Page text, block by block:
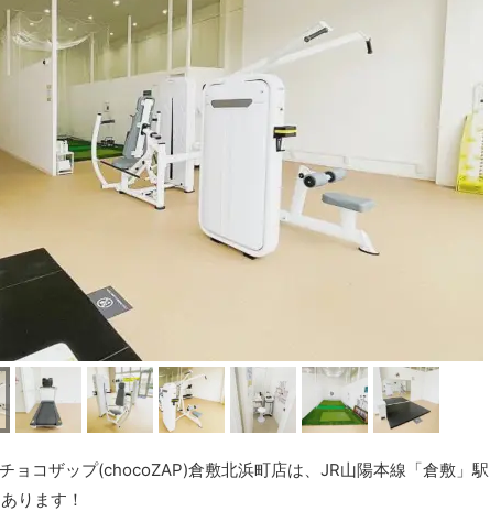
ョコザップ(chocoZAP)倉敷北浜町店は、JR山陽本線「倉敷」駅
ります！